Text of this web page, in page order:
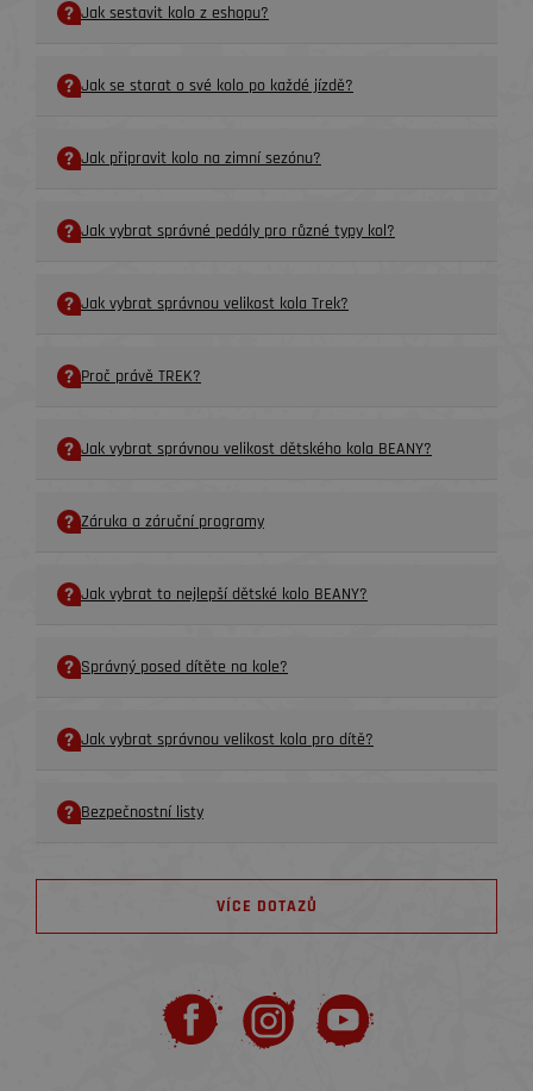
Jak sestavit kolo z eshopu?
Jak se starat o své kolo po každé jízdě?
Jak připravit kolo na zimní sezónu?
Jak vybrat správné pedály pro různé typy kol?
Jak vybrat správnou velikost kola Trek?
Proč právě TREK?
Jak vybrat správnou velikost dětského kola BEANY?
Záruka a záruční programy
Jak vybrat to nejlepší dětské kolo BEANY?
Správný posed dítěte na kole?
Jak vybrat správnou velikost kola pro dítě?
Bezpečnostní listy
VÍCE DOTAZŮ